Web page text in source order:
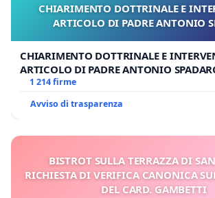
CHIARIMENTO DOTTRINALE E
ARTICOLO DI PADRE ANTONIO
CHIARIMENTO DOTTRINALE E
ARTICOLO DI PADRE ANTONIO
1 214 firme
Avviso di trasparenza
BISTROT SULLA TERRAZZA DI
RICHIESTA DI VERIFICA CANONICA
DEL CARD. GAMBETTI